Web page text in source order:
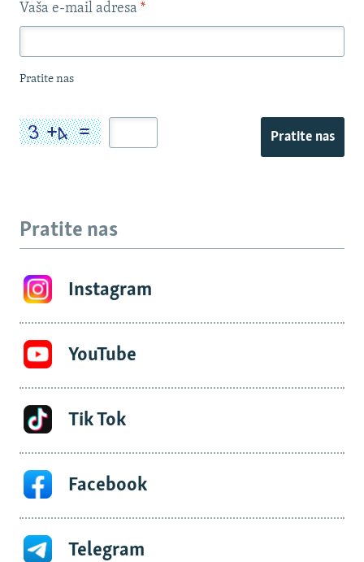
Vaša e-mail adresa *
Pratite nas
Pratite nas
Pratite nas
Instagram
YouTube
Tik Tok
Facebook
Telegram